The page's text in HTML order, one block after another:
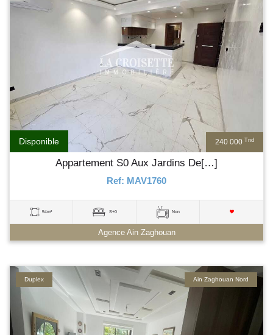
240 000 Tnd
Disponible
Appartement S0 Aux Jardins De[…]
Ref: MAV1760
54m² S+0 Non
Agence Ain Zaghouan
Ain Zaghouan Nord
Duplex